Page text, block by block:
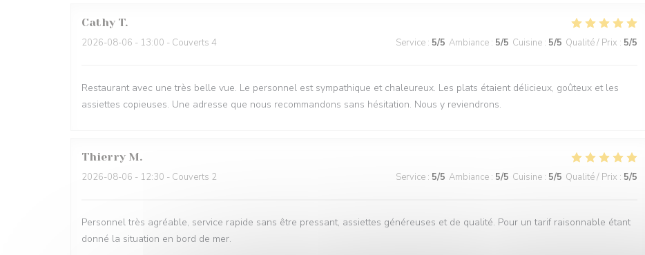
Cathy T
2026-08-06 - 13:00 - Couverts 4 Service : 5/5 Ambiance : 5/5 Cuisine : 5/5 Qualité / Prix : 5/5
Restaurant avec une très belle vue. Le personnel est sympathique et chaleureux. Les plats étaient délicieux, goûteux et les
assiettes copieuses. Une adresse que nous recommandons sans hésitation. Nous y reviendrons.
Thierry M
2026-08-06 - 12:30 - Couverts 2 Service : 5/5 Ambiance : 5/5 Cuisine : 5/5 Qualité / Prix : 5/5
Personnel très agréable, service rapide sans être pressant, assiettes généreuses et de qualité. Pour un tarif raisonnable étant
donné la situation en bord de mer.